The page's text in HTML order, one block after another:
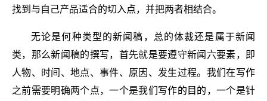
找到与自己产品适合的切入点，并把两者相结合。
无论是何种类型的新闻稿，总的体裁还是属于新闻
类，那么新闻稿的撰写，首先就是要遵守新闻六要素，即
人物、时间、地点、事件、原因、发生过程。我们在写作
之前需要明确两个点，一个是我们写作的目的，一个是针